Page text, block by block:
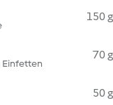
150 g
Einfetten
70 g
50 g